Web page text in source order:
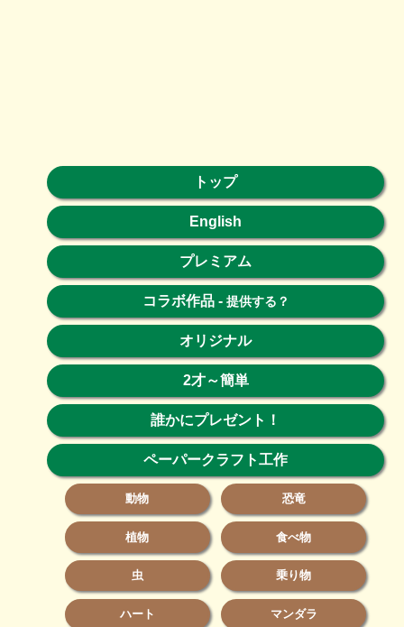
トップ
English
プレミアム
コラボ作品- 提供する？
オリジナル
2才～簡単
誰かにプレゼント！
ペーパークラフト工作
動物 恐竜
植物 食べ物
虫 乗り物
ハート マンダラ